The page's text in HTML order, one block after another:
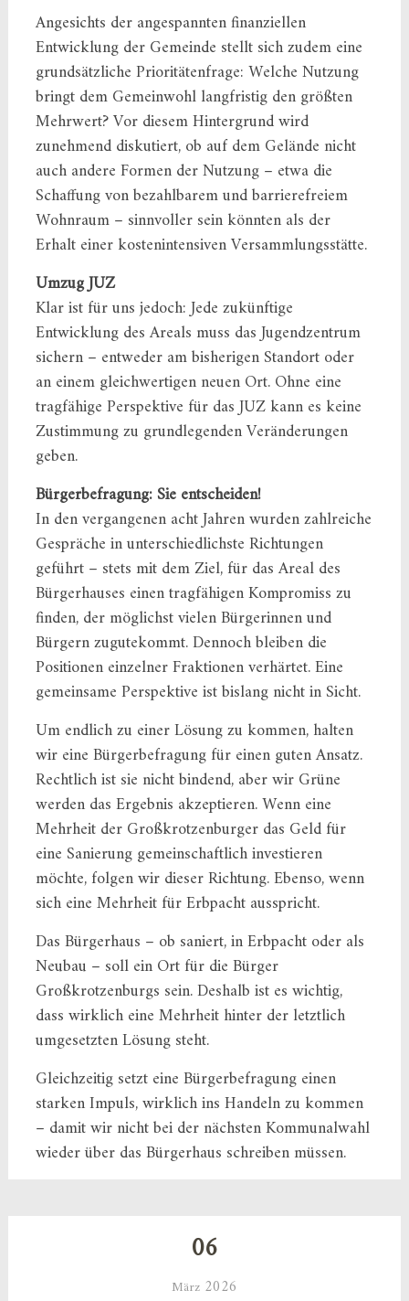
Angesichts der angespannten finanziellen
Entwicklung der Gemeinde stellt sich zudem eine
grundsätzliche Prioritätenfrage: Welche Nutzung
bringt dem Gemeinwohl langfristig den größten
Mehrwert? Vor diesem Hintergrund wird
zunehmend diskutiert, ob auf dem Gelände nicht
auch andere Formen der Nutzung – etwa die
Schaffung von bezahlbarem und barrierefreiem
Wohnraum – sinnvoller sein könnten als der
Erhalt einer kostenintensiven Versammlungsstätte.
Umzug JUZ
Klar ist für uns jedoch: Jede zukünftige
Entwicklung des Areals muss das Jugendzentrum
sichern – entweder am bisherigen Standort oder
an einem gleichwertigen neuen Ort. Ohne eine
tragfähige Perspektive für das JUZ kann es keine
Zustimmung zu grundlegenden Veränderungen
geben.
Bürgerbefragung: Sie entscheiden!
In den vergangenen acht Jahren wurden zahlreiche
Gespräche in unterschiedlichste Richtungen
geführt – stets mit dem Ziel, für das Areal des
Bürgerhauses einen tragfähigen Kompromiss zu
finden, der möglichst vielen Bürgerinnen und
Bürgern zugutekommt. Dennoch bleiben die
Positionen einzelner Fraktionen verhärtet. Eine
gemeinsame Perspektive ist bislang nicht in Sicht.
Um endlich zu einer Lösung zu kommen, halten
wir eine Bürgerbefragung für einen guten Ansatz.
Rechtlich ist sie nicht bindend, aber wir Grüne
werden das Ergebnis akzeptieren. Wenn eine
Mehrheit der Großkrotzenburger das Geld für
eine Sanierung gemeinschaftlich investieren
möchte, folgen wir dieser Richtung. Ebenso, wenn
sich eine Mehrheit für Erbpacht ausspricht.
Das Bürgerhaus – ob saniert, in Erbpacht oder als
Neubau – soll ein Ort für die Bürger
Großkrotzenburgs sein. Deshalb ist es wichtig,
dass wirklich eine Mehrheit hinter der letztlich
umgesetzten Lösung steht.
Gleichzeitig setzt eine Bürgerbefragung einen
starken Impuls, wirklich ins Handeln zu kommen
– damit wir nicht bei der nächsten Kommunalwahl
wieder über das Bürgerhaus schreiben müssen.
06
März 2026